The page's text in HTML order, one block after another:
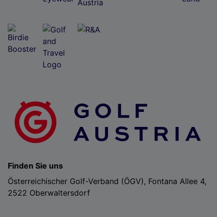
Finden Sie uns
Österreichischer Golf-Verband (ÖGV), Fontana Allee 4,
2522 Oberwaltersdorf
aktiv abfragen. Speichern von oder Zugriff auf Informationen auf einem
Endgerät. Personalisierte Werbung und Inhalte, Messung von Werbeleistung
und der Performance von Inhalten, Zielgruppenforschung sowie Entwicklung
und Verbesserung von Angeboten.
Liste der Partner (Lieferanten)